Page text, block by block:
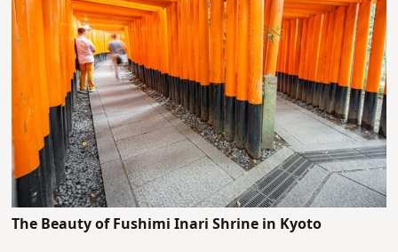
The Beauty of Fushimi Inari Shrine in Kyoto